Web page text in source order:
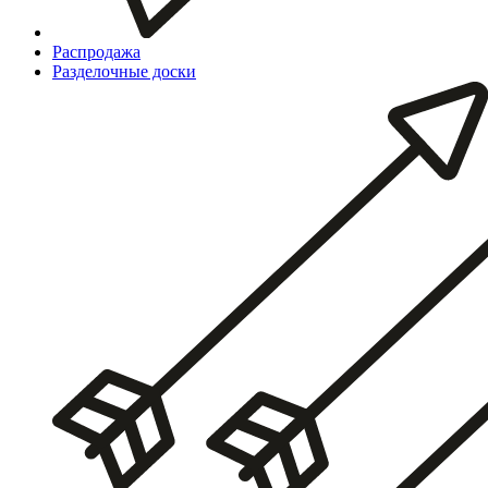
Распродажа
Разделочные доски